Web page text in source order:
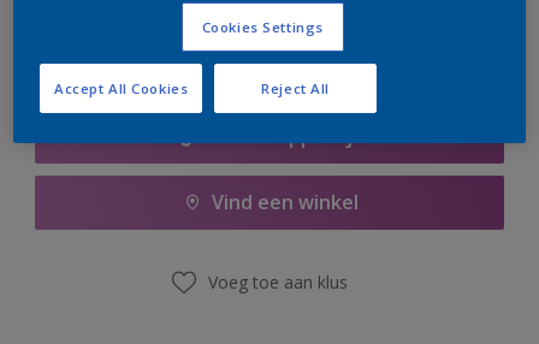
Vind een winkel
Voeg toe aan klus
Cookies Settings
Reject All
Accept All Cookies